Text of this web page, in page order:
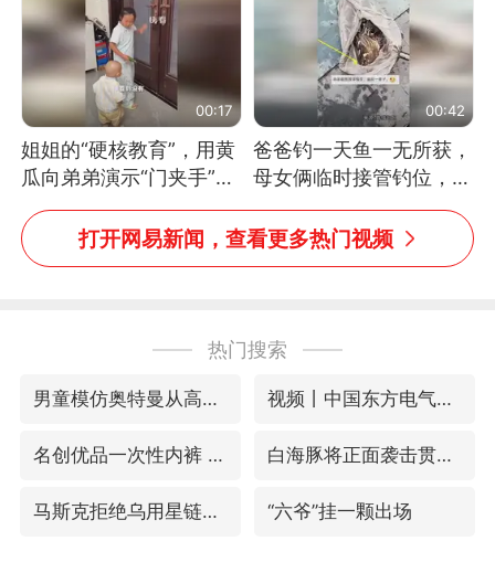
不带古筝的选手。”（来
源：新华每日电讯）
00:17
姐姐的“硬核教育”，用黄
瓜向弟弟演示“门夹手”，
网友：果然言传不如身
教！
00:42
爸爸钓一天鱼一无所获，
母女俩临时接管钓位，用
玩具鱼竿钓上大鱼
打开网易新闻，查看更多热门视频
热门搜索
男童模仿奥特曼从高处跳下致骨折 视频丨中国东方电气集团原党组副书记、董事宋致远被查
名创优品一次性内裤 颜面尽失 白海豚将正面袭击贯穿浙江
马斯克拒绝乌用星链打击俄境内目标 “六爷”挂一颗出场